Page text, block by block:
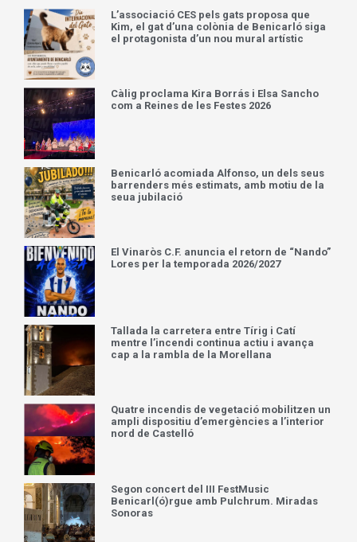
L’associació CES pels gats proposa que
Kim, el gat d’una colònia de Benicarló siga
el protagonista d’un nou mural artístic
Càlig proclama Kira Borrás i Elsa Sancho
com a Reines de les Festes 2026
Benicarló acomiada Alfonso, un dels seus
barrenders més estimats, amb motiu de la
seua jubilació
El Vinaròs C.F. anuncia el retorn de “Nando”
Lores per la temporada 2026/2027
Tallada la carretera entre Tírig i Catí
mentre l’incendi continua actiu i avança
cap a la rambla de la Morellana
Quatre incendis de vegetació mobilitzen un
ampli dispositiu d’emergències a l’interior
nord de Castelló
Segon concert del III FestMusic
Benicarl(ó)rgue amb Pulchrum. Miradas
Sonoras